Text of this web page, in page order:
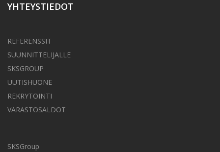
YHTEYSTIEDOT
REFERENSSIT
SUUNNITTELIJALLE
SKSGROUP
UUTISHUONE
REKRYTOINTI
VARASTOSALDOT
SKSGroup